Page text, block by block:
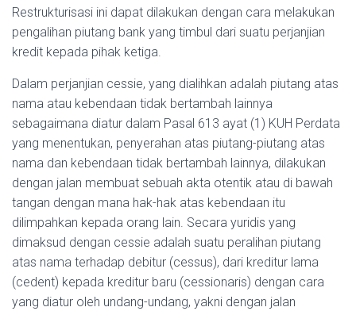
Restrukturisasi ini dapat dilakukan dengan cara melakukan
pengalihan piutang bank yang timbul dari suatu perjanjian
kredit kepada pihak ketiga.
Dalam perjanjian cessie, yang dialihkan adalah piutang atas
nama atau kebendaan tidak bertambah lainnya
sebagaimana diatur dalam Pasal 613 ayat (1) KUH Perdata
yang menentukan, penyerahan atas piutang-piutang atas
nama dan kebendaan tidak bertambah lainnya, dilakukan
dengan jalan membuat sebuah akta otentik atau di bawah
tangan dengan mana hak-hak atas kebendaan itu
dilimpahkan kepada orang lain. Secara yuridis yang
dimaksud dengan cessie adalah suatu peralihan piutang
atas nama terhadap debitur (cessus), dari kreditur lama
(cedent) kepada kreditur baru (cessionaris) dengan cara
yang diatur oleh undang-undang, yakni dengan jalan